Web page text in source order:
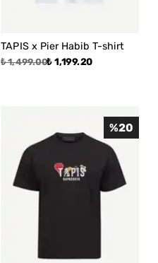
TAPIS x Pier Habib T-shirt
₺ 1,499.00₺ 1,199.20
%20